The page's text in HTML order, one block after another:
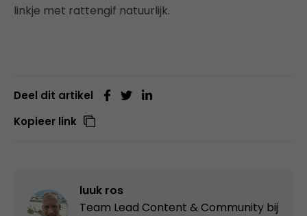
linkje met rattengif natuurlijk.
Deel dit artikel
Kopieer link
luuk ros
Team Lead Content & Community bij